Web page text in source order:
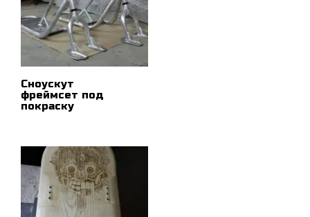
Сноускут
фреймсет под
покраску
ПОДРОБНЕЕ